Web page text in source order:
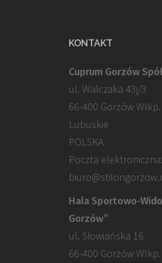
KONTAKT
Cuprum Gorzów
ul. Walczaka 43j/3
66-400 Gorzów Wlkp.
Lubuskie
POLSKA
Poczta elektroniczna:
Hala Sportowo-
Gorzów”
ul. Słowiańska 16
66-400 Gorzów Wlkp.